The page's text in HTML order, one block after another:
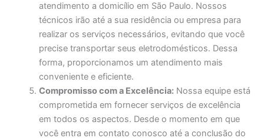
atendimento a domicílio em São Paulo. Nossos
técnicos irão até a sua residência ou empresa para
realizar os serviços necessários, evitando que você
precise transportar seus eletrodomésticos. Dessa
forma, proporcionamos um atendimento mais
conveniente e eficiente.
Compromisso com a Excelência: Nossa equipe está
comprometida em fornecer serviços de excelência
em todos os aspectos. Desde o momento em que
você entra em contato conosco até a conclusão do